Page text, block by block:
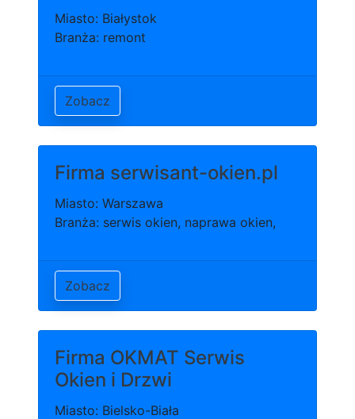
Miasto: Białystok
Branża: remont
Zobacz
Firma serwisant-okien.pl
Miasto: Warszawa
Branża: serwis okien, naprawa okien,
Zobacz
Firma OKMAT Serwis
Okien i Drzwi
Miasto: Bielsko-Biała